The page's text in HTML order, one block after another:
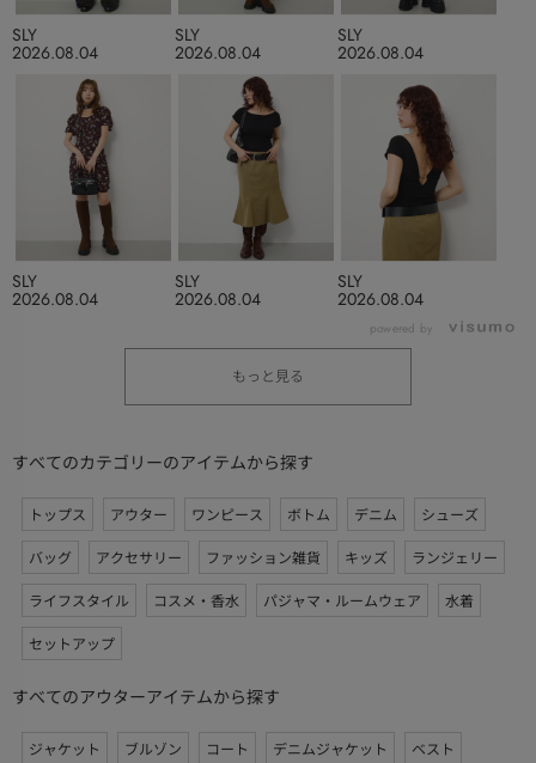
2026.08.04
SLY
2026.08.04
SLY
2026.08.04
SLY
2026.08.04
SLY
2026.08.04
SLY
2026.08.04
SLY
powered by
もっと見る
すべてのカテゴリーのアイテムから探す
トップス アウター ワンピース ボトム デニム
シューズ
バッグ
アクセサリー ファッション雑貨 キッズ
ランジェリー
ライフスタイル
コスメ・香水 パジャマ・ルームウェア
水着
セットアップ
すべてのアウターアイテムから探す
ジャケット ブルゾン コート デニムジャケット
ベスト